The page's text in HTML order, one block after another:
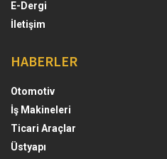
E-Dergi
İletişim
HABERLER
Otomotiv
İş Makineleri
Ticari Araçlar
Üstyapı